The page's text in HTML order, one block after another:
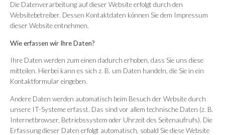
Die Datenverarbeitung auf dieser Website erfolgt durch den
Websitebetreiber. Dessen Kontaktdaten können Sie dem Impressum
dieser Website entnehmen.
Wie erfassen wir Ihre Daten?
Ihre Daten werden zum einen dadurch erhoben, dass Sie uns diese
mitteilen. Hierbei kann es sich z. B. um Daten handeln, die Sie in ein
Kontaktformular eingeben.
Andere Daten werden automatisch beim Besuch der Website durch
unsere IT-Systeme erfasst. Das sind vor allem technische Daten (z. B.
Internetbrowser, Betriebssystem oder Uhrzeit des Seitenaufrufs). Die
Erfassung dieser Daten erfolgt automatisch, sobald Sie diese Website